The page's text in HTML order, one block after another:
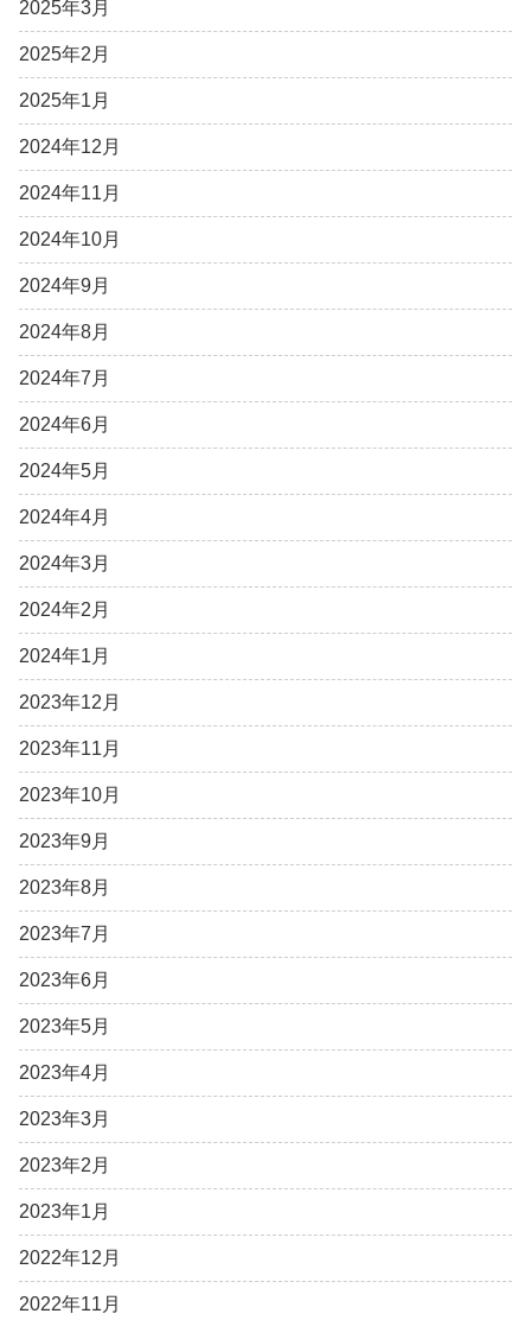
2025年3月
2025年2月
2025年1月
2024年12月
2024年11月
2024年10月
2024年9月
2024年8月
2024年7月
2024年6月
2024年5月
2024年4月
2024年3月
2024年2月
2024年1月
2023年12月
2023年11月
2023年10月
2023年9月
2023年8月
2023年7月
2023年6月
2023年5月
2023年4月
2023年3月
2023年2月
2023年1月
2022年12月
2022年11月